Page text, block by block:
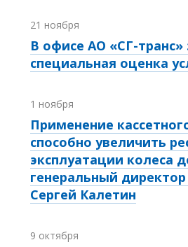
21 ноября
В офисе АО «СГ-
специальная оценка
1 ноября
Применение
способно увеличить
эксплуатации колеса
генеральный
Сергей Калетин
9 октября